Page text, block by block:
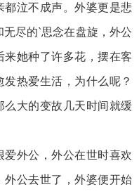
泣不成声。外婆更是悲
尽的`思念在盘旋，外公
她种了许多花，摆在客
热爱生活，为什么呢？
么大的变故几天时间就缓
外公，外公在世时喜欢
公去世了，外婆便开始